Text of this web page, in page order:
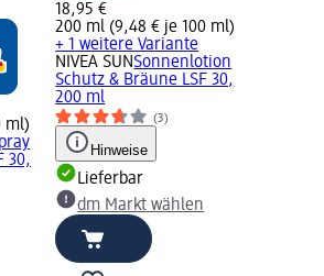
ml)
30,
18,95 €
200 ml (9,48 € je 100 ml)
+ 1 weitere Variante
NIVEA SUNSonnenlotion
Schutz & Bräune LSF 30,
200 ml
(3)
Hinweise
Lieferbar
dm Markt wählen